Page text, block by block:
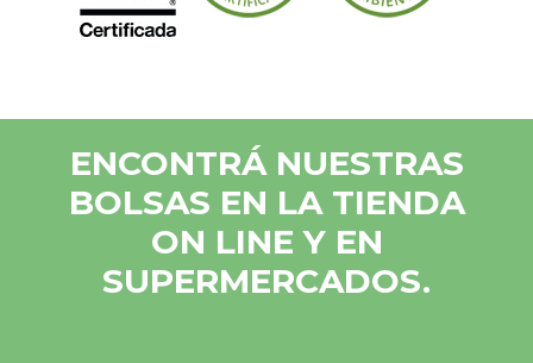
ENCONTRÁ NUESTRAS
BOLSAS EN LA TIENDA
ON LINE Y EN
SUPERMERCADOS.